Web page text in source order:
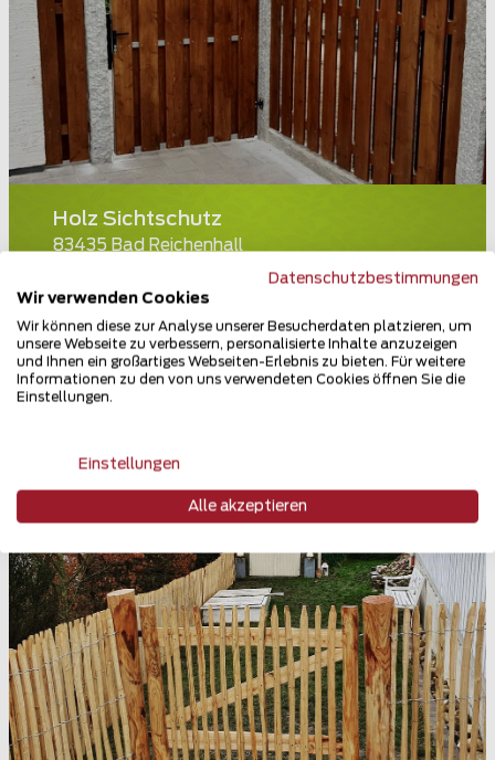
Holz Sichtschutz
83435 Bad Reichenhall
Teilen
Datenschutzbestimmungen
Wir verwenden Cookies
Wir können diese zur Analyse unserer Besucherdaten platzieren, um
unsere Webseite zu verbessern, personalisierte Inhalte anzuzeigen
und Ihnen ein großartiges Webseiten-Erlebnis zu bieten. Für weitere
Informationen zu den von uns verwendeten Cookies öffnen Sie die
Einstellungen.
Einstellungen
Alle akzeptieren